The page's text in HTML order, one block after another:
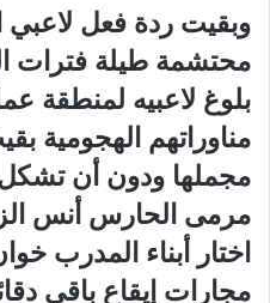
وبقيت ردة فعل لاعبي
محتشمة طيلة فترات
بلوغ لاعبيه لمنطقة
مناوراتهم الهجومية
مجملها ودون أن
مرمى الحارس أنس
اختار أبناء المدرب
مجارات إيقاع باقي